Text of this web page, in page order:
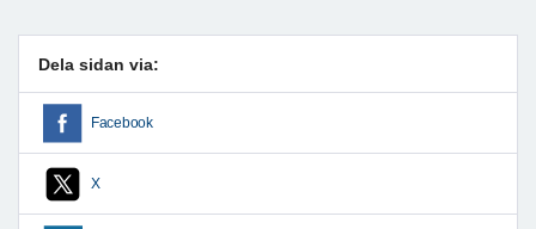
Dela sidan via:
Facebook
X